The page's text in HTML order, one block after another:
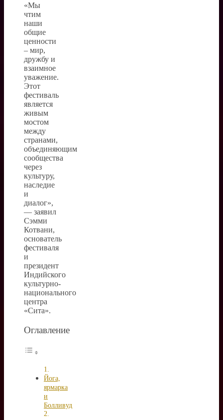
«Мы
чтим
наши
общие
ценности
– мир,
дружбу и
взаимное
уважение.
Этот
фестиваль
является
живым
мостом
между
странами,
объединяющим
сообщества
через
культуру,
наследие
и
диалог»,
— заявил
Сэмми
Котвани,
основатель
фестиваля
и
президент
Индийского
культурно-
национального
центра
«Сита».
Оглавление
Йога,
ярмарка
и
Болливуд